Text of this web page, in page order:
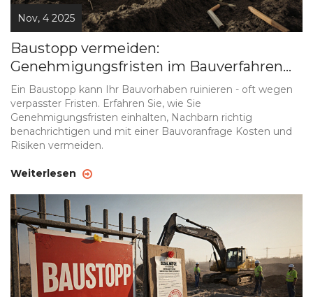
Nov, 4 2025
Baustopp vermeiden:
Genehmigungsfristen im Bauverfahren
richtig einhalten
Ein Baustopp kann Ihr Bauvorhaben ruinieren - oft wegen
verpasster Fristen. Erfahren Sie, wie Sie
Genehmigungsfristen einhalten, Nachbarn richtig
benachrichtigen und mit einer Bauvoranfrage Kosten und
Risiken vermeiden.
Weiterlesen